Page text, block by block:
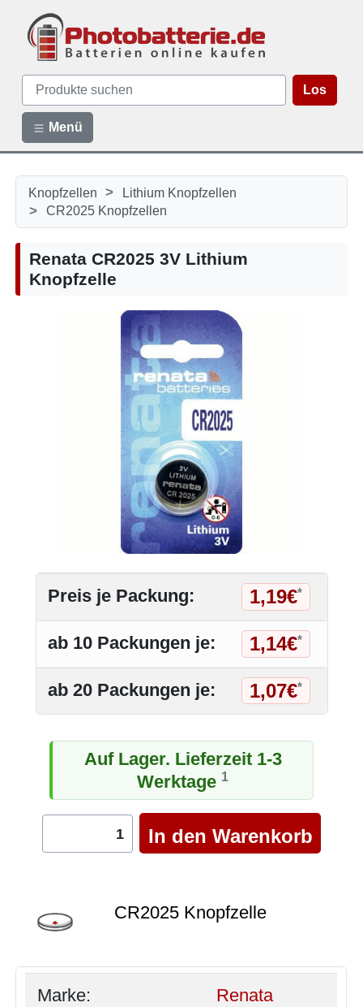
Los
Menü
Knopfzellen > Lithium Knopfzellen
> CR2025 Knopfzellen
Renata CR2025 3V Lithium
Knopfzelle
Preis je Packung: 1,19€*
ab 10 Packungen je: 1,14€*
ab 20 Packungen je: 1,07€*
Auf Lager. Lieferzeit 1-3
Werktage 1
CR2025 Knopfzelle
Marke: Renata